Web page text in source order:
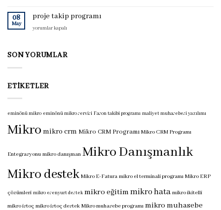
programı
08
May
proje takip programı
proje
için
yorumlar kapalı
SON YORUMLAR
ETIKETLER
eminönü mikro eminönü mikro servisi Fason takibi programı maliyet muhasebesi yazılımı
Mikro mikro crm Mikro CRM Programı Mikro CRM Programı
Entegrasyonu mikro danışman Mikro Danışmanlık
Mikro destek Mikro E-Fatura mikro el terminali programı Mikro ERP
çözümleri mikro esenyurt destek mikro eğitimmikro hata mikro ikitelli
mikro istoç mikro istoç destek Mikro muhasebe programı mikro muhasebe